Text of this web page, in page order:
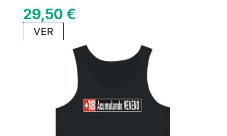
29,50 €
VER